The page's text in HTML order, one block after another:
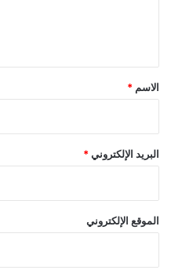
*
الاسم *
البريد الإلكتروني *
الموقع الإلكتروني